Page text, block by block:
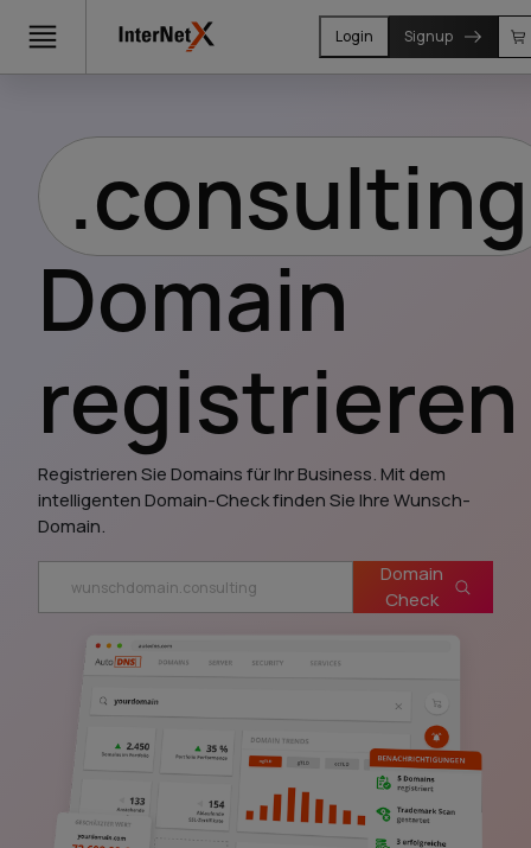
Login Signup
.consulting
Domain
registrieren
Registrieren Sie Domains für Ihr Business. Mit dem
intelligenten Domain-Check finden Sie Ihre Wunsch-
Domain.
Domain
Check